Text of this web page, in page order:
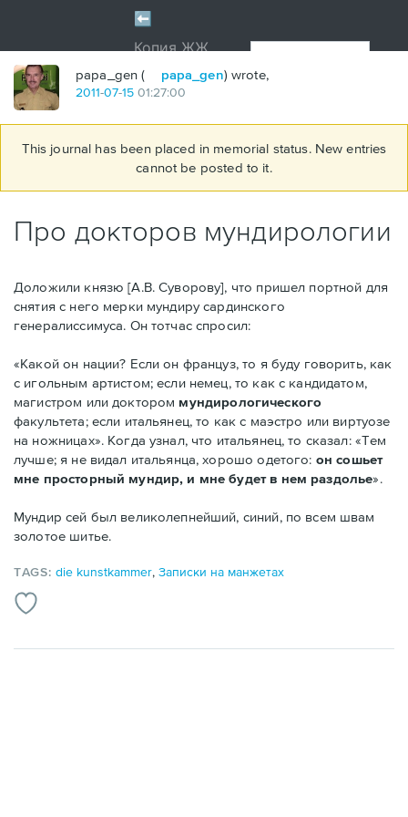
papa_gen ( papa_gen) wrote,
2011-07-15 01:27:00
This journal has been placed in memorial status. New entries
cannot be posted to it.
Про докторов мундирологии
Доложили князю [А.В. Суворову], что пришел портной для
снятия с него мерки мундиру сардинского
генералиссимуса. Он тотчас спросил:
«Какой он нации? Если он француз, то я буду говорить, как
с игольным артистом; если немец, то как с кандидатом,
магистром или доктором мундирологического
факультета; если итальянец, то как с маэстро или виртуозе
на ножницах». Когда узнал, что итальянец, то сказал: «Тем
лучше; я не видал итальянца, хорошо одетого: он сошьет
мне просторный мундир, и мне будет в нем раздолье».
Мундир сей был великолепнейший, синий, по всем швам
золотое шитье.
TAGS:die kunstkammer,Записки на манжетах